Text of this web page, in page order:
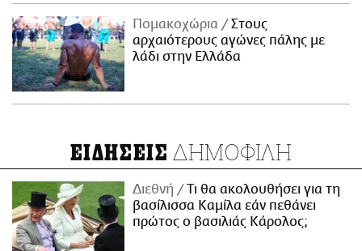
Πομακοχώρια
Στους
αρχαιότερους αγώνες πάλης με
λάδι στην Ελλάδα
ΕΙΔΗΣΕΙΣ ΔΗΜΟΦΙΛΗ
Διεθνή
Τι θα ακολουθήσει για τη
βασίλισσα Καμίλα εάν πεθάνει
πρώτος ο βασιλιάς Κάρολος;